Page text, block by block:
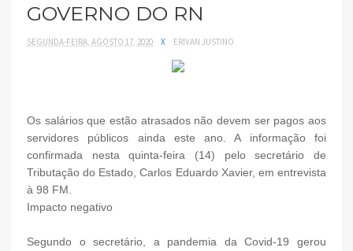
GOVERNO DO RN
SEGUNDA-FEIRA, AGOSTO 17, 2020 X ERIVAN JUSTINO
Os salários que estão atrasados não devem ser pagos aos
servidores públicos ainda este ano. A informação foi
confirmada nesta quinta-feira (14) pelo secretário de
Tributação do Estado, Carlos Eduardo Xavier, em entrevista
à 98 FM.
Impacto negativo
Segundo o secretário, a pandemia da Covid-19 gerou